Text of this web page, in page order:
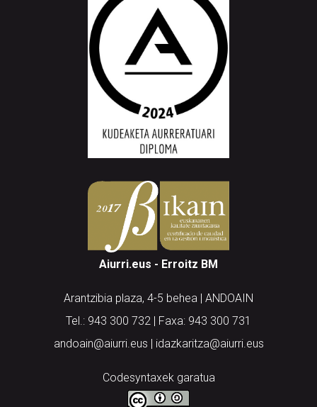
Aiurri.eus - Erroitz BM
Arantzibia plaza, 4-5 behea | ANDOAIN
Tel.: 943 300 732 | Faxa: 943 300 731
andoain@aiurri.eus | idazkaritza@aiurri.eus
Codesyntaxek garatua